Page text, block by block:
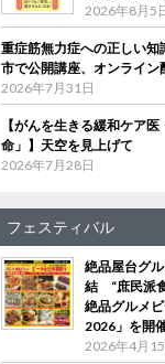
2026年8月5
重症筋無力症への正しい
市で公開講座、オンライン
2026年7月31日
【がんを生きる緩和ケア
命」】天空を見上げて
2026年7月28日
フェスティバル
絶品屋台グ
結 “庶民派
絶品グルメ
2026」を開
2026年4月